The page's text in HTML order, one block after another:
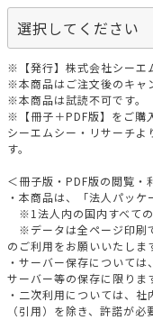
※【発行】株式会社シーエ
※本商品はご注文後のキャ
※本商品は試読不可です。
※【冊子＋PDF版】をご購
シーエムシー・リサーチよ
す。
＜冊子版・PDF版の閲覧・
・本商品は、「法人パッケ
※1法人内の国内すべての
※データは全ページ印刷
のご利用をお願いいたしま
・サーバー保存について
サーバー等の保存に限りま
・二次利用については、
（引用）を除き、許諾が必